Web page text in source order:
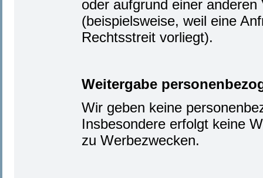
oder aufgrund einer
(beispielsweise, weil eine
Rechtsstreit vorliegt).
Weitergabe
Wir geben keine
Insbesondere erfolgt keine
zu Werbezwecken.